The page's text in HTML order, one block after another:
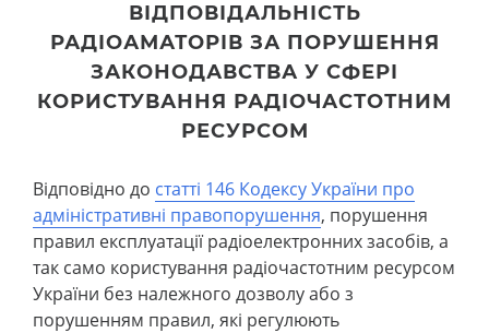
ВІДПОВІДАЛЬНІСТЬ
РАДІОАМАТОРІВ ЗА ПОРУШЕННЯ
ЗАКОНОДАВСТВА У СФЕРІ
КОРИСТУВАННЯ РАДІОЧАСТОТНИМ
РЕСУРСОМ
Відповідно до статті 146 Кодексу України про
адміністративні правопорушення, порушення
правил експлуатації радіоелектронних засобів, а
так само користування радіочастотним ресурсом
України без належного дозволу або з
порушенням правил, які регулюють